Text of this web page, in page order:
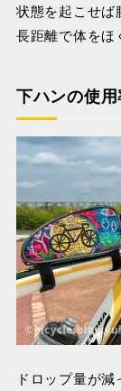
状態を起こせ
長距離で体をほ
下ハンの使
ドロップ量が